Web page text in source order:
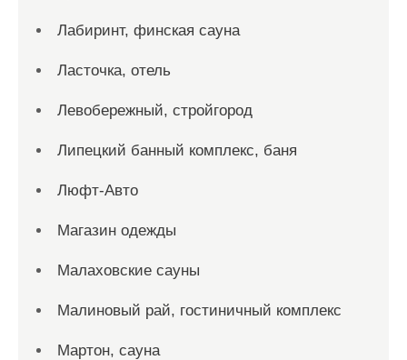
Лабиринт, финская сауна
Ласточка, отель
Левобережный, стройгород
Липецкий банный комплекс, баня
Люфт-Авто
Магазин одежды
Малаховские сауны
Малиновый рай, гостиничный комплекс
Мартон, сауна